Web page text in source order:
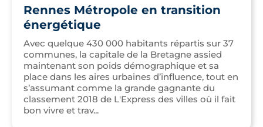
Rennes Métropole en transition
énergétique
Avec quelque 430 000 habitants répartis sur 37
communes, la capitale de la Bretagne assied
maintenant son poids démographique et sa
place dans les aires urbaines d’influence, tout en
s’assumant comme la grande gagnante du
classement 2018 de L'Express des villes où il fait
bon vivre et trav...